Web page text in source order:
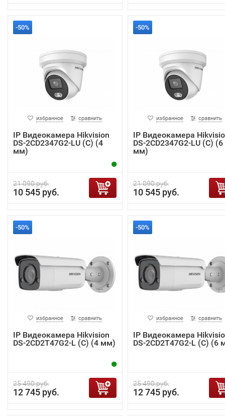
-50%
избранное сравнить
IP Видеокамера Hikvision
DS-2CD2347G2-LU (C) (4
мм)
21 090 руб.
10 545 руб.
-50%
избранное сравнить
IP Видеокамера
DS-2CD2347G2-LU (C) (6
мм)
21 090 руб.
10 545 руб.
-50%
избранное сравнить
IP Видеокамера Hikvision
DS-2CD2T47G2-L (C) (4 мм)
25 490 руб.
12 745 руб.
-50%
избранное сравнить
IP Видеокамера
DS-2CD2T47G2-L (C) (6
25 490 руб.
12 745 руб.